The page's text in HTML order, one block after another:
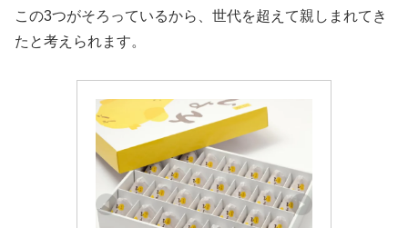
この3つがそろっているから、世代を超えて親しまれてき
たと考えられます。